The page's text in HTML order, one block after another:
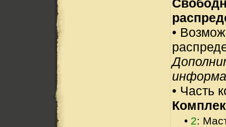
•
• Часть
• 2: